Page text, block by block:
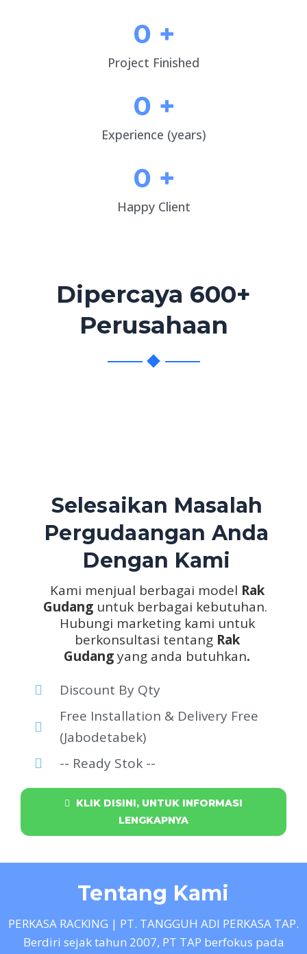
0 +
Project Finished
0 +
Experience (years)
0 +
Happy Client
Dipercaya 600+
Perusahaan
Selesaikan Masalah
Pergudaangan Anda
Dengan Kami
Kami menjual berbagai model Rak
Gudang untuk berbagai kebutuhan.
Hubungi marketing kami untuk
berkonsultasi tentang Rak
Gudangyang anda butuhkan.
Discount By Qty
Free Installation & Delivery Free
(Jabodetabek)
-- Ready Stok --
KLIK DISINI, UNTUK INFORMASI
LENGKAPNYA
Tentang Kami
PERKASA RACKING | PT. TANGGUH ADI PERKASA TAP.
Berdiri sejak tahun 2007, PT TAP berfokus pada